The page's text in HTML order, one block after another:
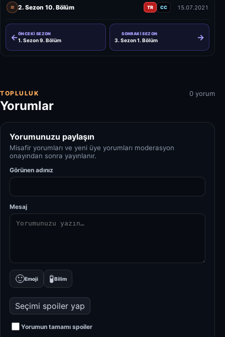
2. Sezon 10. Bölüm TR CC 15.07.2021
←ÖNCEKI SEZON
1. Sezon 9. Bölüm
SONRAKI SEZON
3. Sezon 1. Bölüm →
TOPLULUK
Yorumlar
0 yorum
Yorumunuzu paylaşın
Misafir yorumları ve yeni üye yorumları moderasyon
onayından sonra yayınlanır.
Görünen adınız
Mesaj
🙂Emoji 🧪Bilim
Seçimi spoiler yap
Yorumun tamamı spoiler